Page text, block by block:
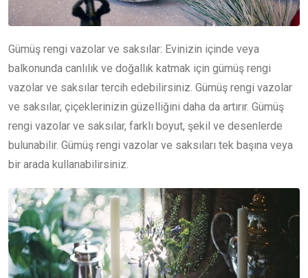
Gümüş rengi vazolar ve saksılar: Evinizin içinde veya
balkonunda canlılık ve doğallık katmak için gümüş rengi
vazolar ve saksılar tercih edebilirsiniz. Gümüş rengi vazolar
ve saksılar, çiçeklerinizin güzelliğini daha da artırır. Gümüş
rengi vazolar ve saksılar, farklı boyut, şekil ve desenlerde
bulunabilir. Gümüş rengi vazolar ve saksıları tek başına veya
bir arada kullanabilirsiniz.